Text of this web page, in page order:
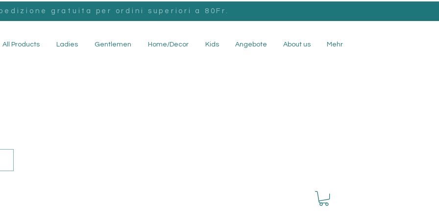
gratuita per ordini superiori a 80Fr.
All Products Ladies Gentlemen Home/Decor Kids Angebote About us Mehr